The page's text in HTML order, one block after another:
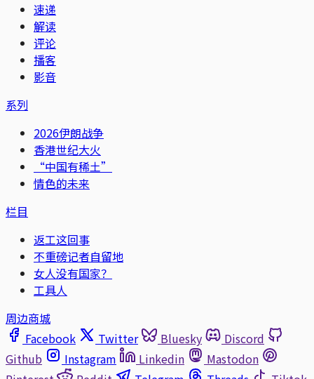
速递
解读
评论
播客
影音
系列
2026伊朗战争
香港世纪大火
“中国有稀土”
情色的未来
栏目
返工这回事
不重磅记者自留地
女人没有国家？
工具人
周边商城
Facebook
Twitter Bluesky
Discord
Github
Instagram Linkedin
Mastodon